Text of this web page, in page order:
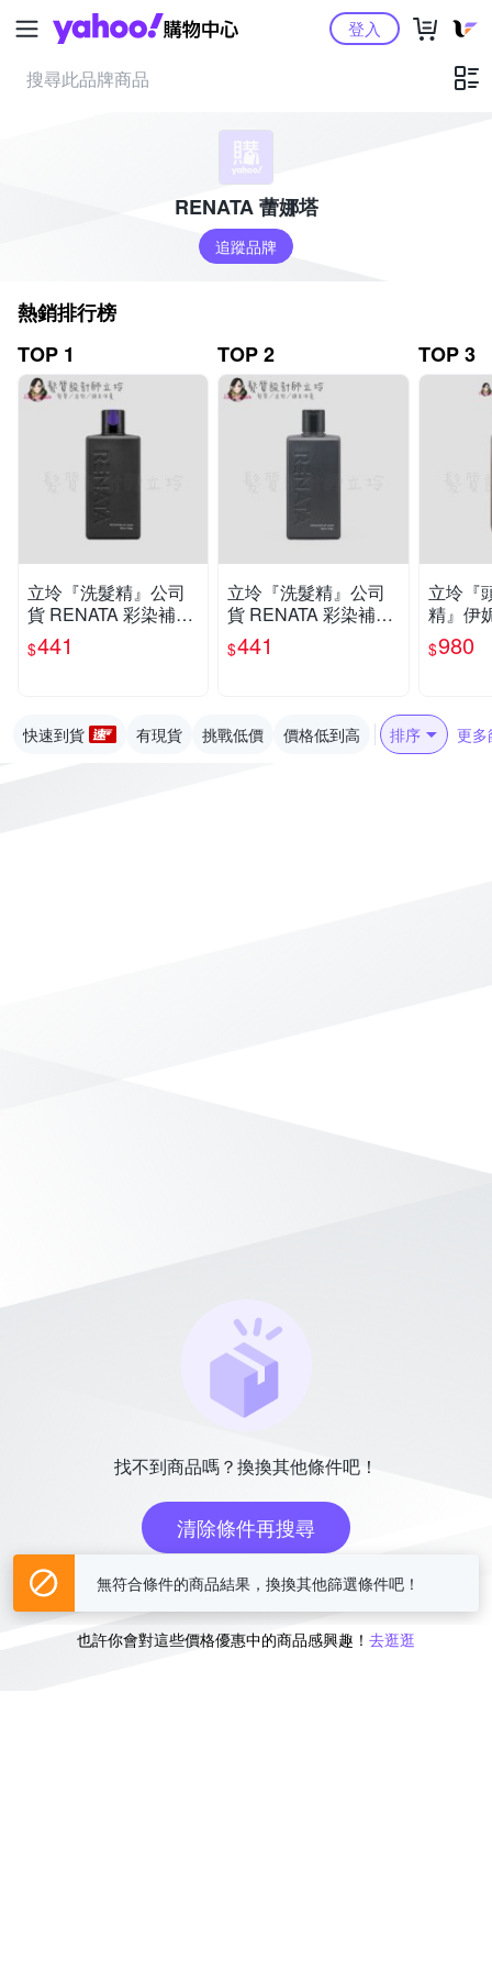
Yahoo購物中心登入
RENATA 蕾娜塔
追蹤品牌
熱銷排行榜
TOP 1
立坽『洗髮精』公司
貨 RENATA 彩染補色
劑 V1魅惑紫羅250ml I
H05
$441
TOP 2
立坽『洗髮精』公司
貨 RENATA 彩染補色
劑 V6粉紅泡泡250ml I
H05
$441
TOP 3
立坽『
精』伊
ATA
髮浴
$980
快速到貨 有現貨 挑戰低價 價格低到高 排序 更多
找不到商品嗎？換換其他條件吧！
清除條件再搜尋
或
也許你會對這些價格優惠中的商品感興趣！ 去逛逛
無符合條件的商品結果，換換其他篩選條件吧！